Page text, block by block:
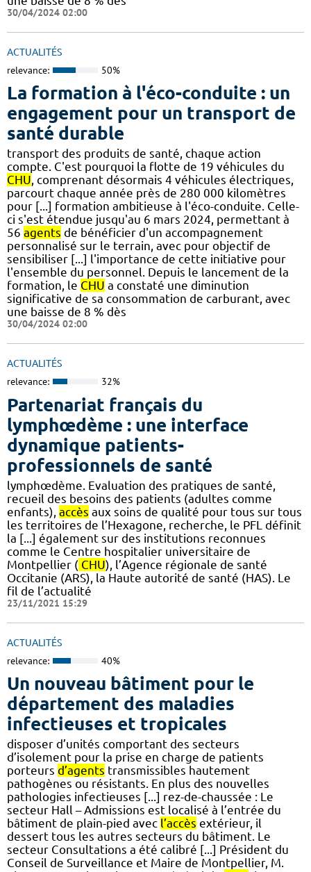
30/04/2024 02:00
ACTUALITÉS
relevance: 50%
La formation à l'éco-conduite : un
engagement pour un transport de
santé durable
transport des produits de santé, chaque action
compte. C'est pourquoi la flotte de 19 véhicules du
CHU, comprenant désormais 4 véhicules électriques,
parcourt chaque année près de 280 000 kilomètres
pour [...] formation ambitieuse à l'éco-conduite. Celle-
ci s'est étendue jusqu'au 6 mars 2024, permettant à
56 agents de bénéficier d'un accompagnement
personnalisé sur le terrain, avec pour objectif de
sensibiliser [...] l'importance de cette initiative pour
l'ensemble du personnel. Depuis le lancement de la
formation, le CHU a constaté une diminution
significative de sa consommation de carburant, avec
une baisse de 8 % dès
30/04/2024 02:00
ACTUALITÉS
relevance: 32%
Partenariat français du
lymphœdème : une interface
dynamique patients-
professionnels de santé
lymphœdème. Evaluation des pratiques de santé,
recueil des besoins des patients (adultes comme
enfants), accès aux soins de qualité pour tous sur tous
les territoires de l’Hexagone, recherche, le PFL définit
la [...] également sur des institutions reconnues
comme le Centre hospitalier universitaire de
Montpellier ( CHU), l’Agence régionale de santé
Occitanie (ARS), la Haute autorité de santé (HAS). Le
fil de l’actualité
23/11/2021 15:29
ACTUALITÉS
relevance: 40%
Un nouveau bâtiment pour le
département des maladies
infectieuses et tropicales
disposer d’unités comportant des secteurs
d’isolement pour la prise en charge de patients
porteurs d’agents transmissibles hautement
pathogènes ou résistants. En plus des nouvelles
pathologies infectieuses [...] rez-de-chaussée : Le
secteur Hall – Admissions est localisé à l’entrée du
bâtiment de plain-pied avec l’accès extérieur, il
dessert tous les autres secteurs du bâtiment. Le
secteur Consultations a été calibré [...] Président du
Conseil de Surveillance et Maire de Montpellier, M.